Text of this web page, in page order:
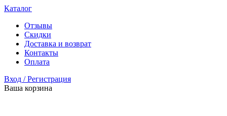
Каталог
Отзывы
Скидки
Доставка и возврат
Контакты
Оплата
Вход / Регистрация
Ваша корзина